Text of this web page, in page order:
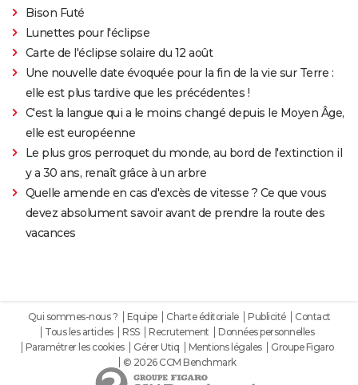
Bison Futé
Lunettes pour l'éclipse
Carte de l'éclipse solaire du 12 août
Une nouvelle date évoquée pour la fin de la vie sur Terre :
elle est plus tardive que les précédentes !
C'est la langue qui a le moins changé depuis le Moyen Âge,
elle est européenne
Le plus gros perroquet du monde, au bord de l'extinction il
y a 30 ans, renaît grâce à un arbre
Quelle amende en cas d'excès de vitesse ? Ce que vous
devez absolument savoir avant de prendre la route des
vacances
Qui sommes-nous ? Equipe Charte éditoriale Publicité
Contact
Tous les articles
RSS Recrutement
Données personnelles
Paramétrer les cookies
Gérer Utiq Mentions légales
Groupe Figaro
© 2026 CCM Benchmark